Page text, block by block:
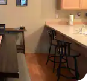
reseñas